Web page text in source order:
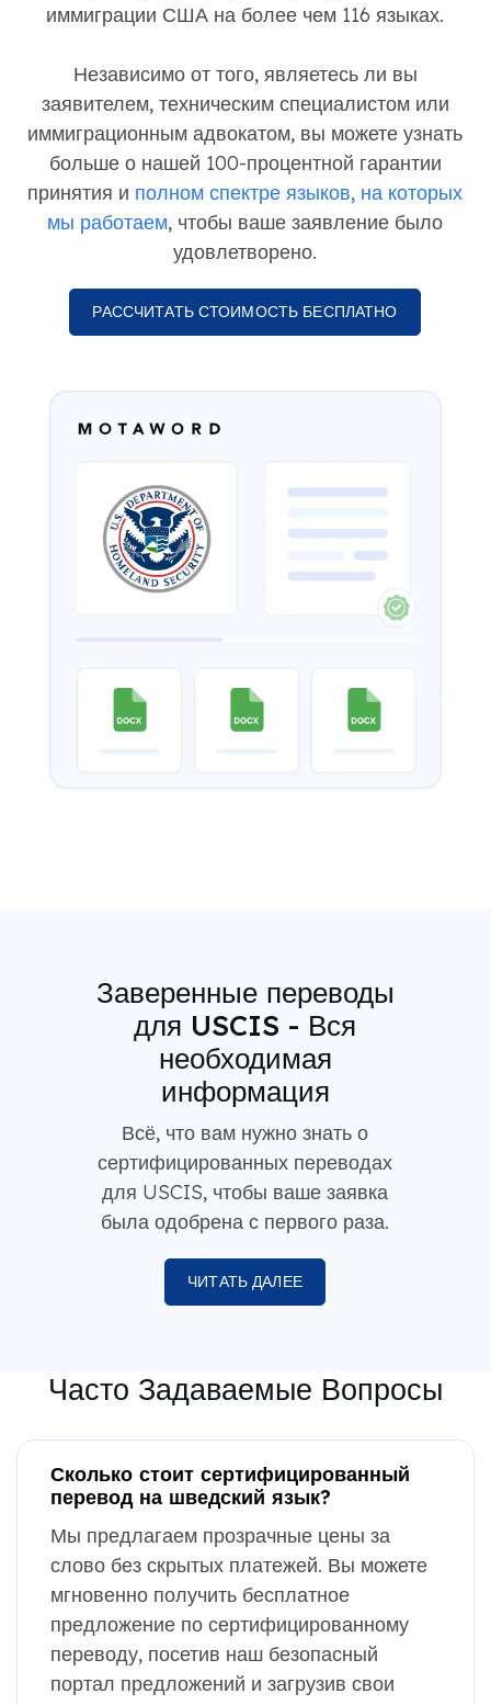
иммиграции США на более чем 116 языках.
Независимо от того, являетесь ли вы
заявителем, техническим специалистом или
иммиграционным адвокатом, вы можете узнать
больше о нашей 100-процентной гарантии
принятия и полном спектре языков, на которых
мы работаем, чтобы ваше заявление было
удовлетворено.
РАССЧИТАТЬ СТОИМОСТЬ БЕСПЛАТНО
Заверенные переводы
для USCIS - Вся
необходимая
информация
Всё, что вам нужно знать о
сертифицированных переводах
для USCIS, чтобы ваше заявка
была одобрена с первого раза.
ЧИТАТЬ ДАЛЕЕ
Часто Задаваемые Вопросы
Сколько стоит сертифицированный
перевод на шведский язык?
Мы предлагаем прозрачные цены за
слово без скрытых платежей. Вы можете
мгновенно получить бесплатное
предложение по сертифицированному
переводу, посетив наш безопасный
портал предложений и загрузив свои